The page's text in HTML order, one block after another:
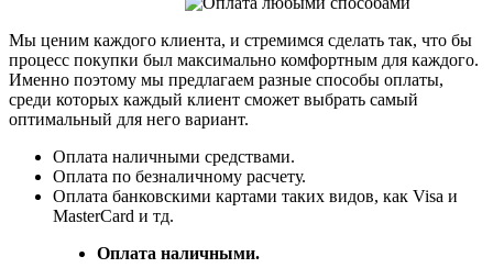
Мы ценим каждого клиента, и стремимся сделать так, что бы
процесс покупки был максимально комфортным для каждого.
Именно поэтому мы предлагаем разные способы оплаты,
среди которых каждый клиент сможет выбрать самый
оптимальный для него вариант.
Оплата наличными средствами.
Оплата по безналичному расчету.
Оплата банковскими картами таких видов, как Visa и
MasterCard и тд.
Оплата наличными.